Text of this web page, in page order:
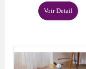
Voir Detail